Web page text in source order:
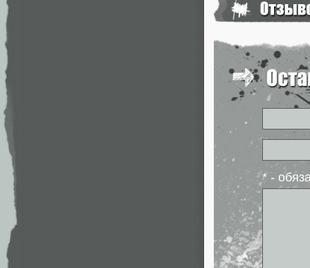
* -